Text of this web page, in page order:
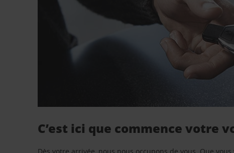
C’est ici que commence votre